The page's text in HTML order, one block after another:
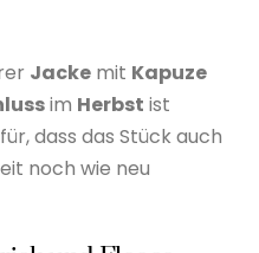
Jacke mit Kapuze
im Herbst ist
dass das Stück auch
noch wie neu